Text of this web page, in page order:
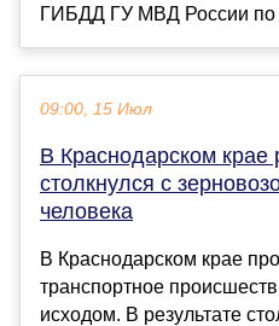
ГИБДД ГУ МВД России по
09:00, 15 Июл
В Краснодарском крае
столкнулся с
человека
В Краснодарском крае
транспортное
исходом. В результате